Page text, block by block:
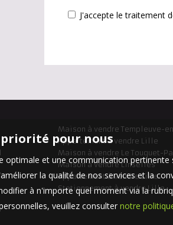
J'accepte le traitement
Maison à vendre Templeuve-
Appartement à vendre Lille
Maison à vendre Le Touquet-
Maison à vendre Linselles
Appartement à vendre Lille
Stationnement à vendre Lille
priorité pour nous
optimale et une communication
la qualité de nos services et la
à n'importe quel moment via la
veuillez consulter notre